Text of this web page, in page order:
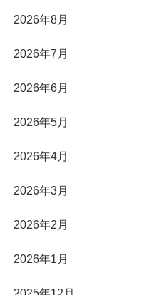
2026年8月
2026年7月
2026年6月
2026年5月
2026年4月
2026年3月
2026年2月
2026年1月